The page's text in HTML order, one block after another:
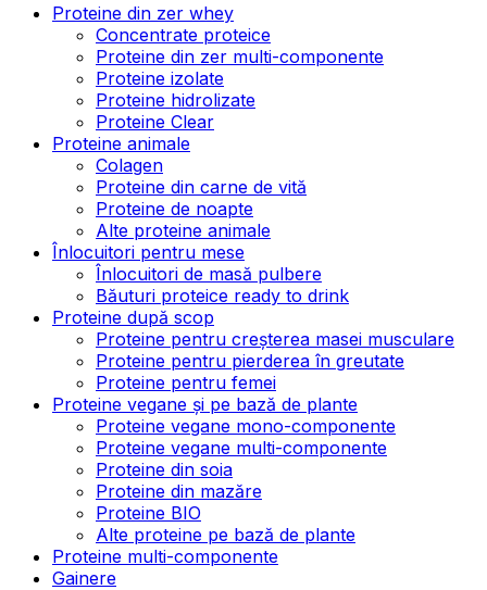
Proteine din zer whey
Concentrate proteice
Proteine din zer multi-componente
Proteine izolate
Proteine hidrolizate
Proteine Clear
Proteine animale
Colagen
Proteine din carne de vită
Proteine de noapte
Alte proteine animale
Înlocuitori pentru mese
Înlocuitori de masă pulbere
Băuturi proteice ready to drink
Proteine după scop
Proteine pentru creșterea masei musculare
Proteine pentru pierderea în greutate
Proteine pentru femei
Proteine vegane și pe bază de plante
Proteine vegane mono-componente
Proteine vegane multi-componente
Proteine din soia
Proteine din mazăre
Proteine BIO
Alte proteine pe bază de plante
Proteine multi-componente
Gainere